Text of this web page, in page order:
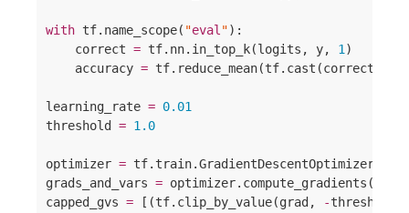
with tf.name_scope( "eval "):
    correct
= tf.nn.in_top_k(logits, y, 1 )
    accuracy
= tf.reduce_mean(tf.cast(correct,
learning_rate = 0.01
threshold = 1.0
optimizer =
grads_and_vars =
capped_gvs = [(tf.clip_by_value(grad, -